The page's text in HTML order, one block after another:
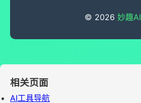
© 2026 妙趣AI
相关页面
AI工具导航